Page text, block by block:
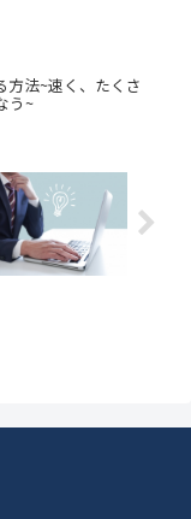
方法~速く、たくさ
う~